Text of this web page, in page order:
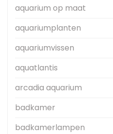
aquarium op maat
aquariumplanten
aquariumvissen
aquatlantis
arcadia aquarium
badkamer
badkamerlampen